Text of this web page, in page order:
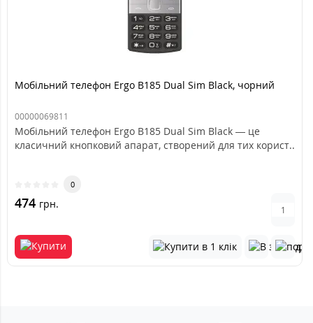
Мобільний телефон Ergo B185 Dual Sim Black, чорний
00000069811
Мобільний телефон Ergo B185 Dual Sim Black — це
класичний кнопковий апарат, створений для тих корист..
0
474 грн.